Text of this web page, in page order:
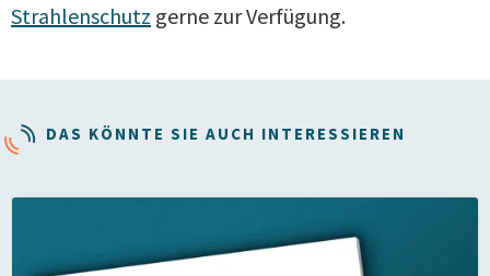
Strahlenschutz gerne zur Verfügung.
DAS KÖNNTE SIE AUCH INTERESSIEREN